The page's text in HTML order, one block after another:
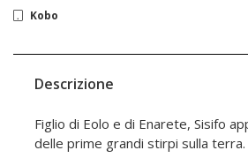
Kobo
Descrizione
Figlio di Eolo e di Enarete, Sisifo
delle prime grandi stirpi sulla